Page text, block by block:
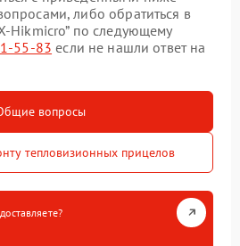
либо обратиться в
Hikmicro” по следующему
55-83 если не нашли ответ на
вопросы
тепловизионных прицелов